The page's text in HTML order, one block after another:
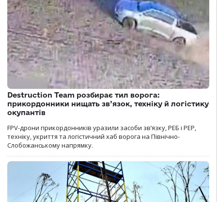
Destruction Team розбирає тил ворога:
прикордонники нищать зв’язок, техніку й логістику
окупантів
FPV-дрони прикордонників уразили засоби зв’язку, РЕБ і РЕР,
техніку, укриття та логістичний хаб ворога на Північно-
Слобожанському напрямку.